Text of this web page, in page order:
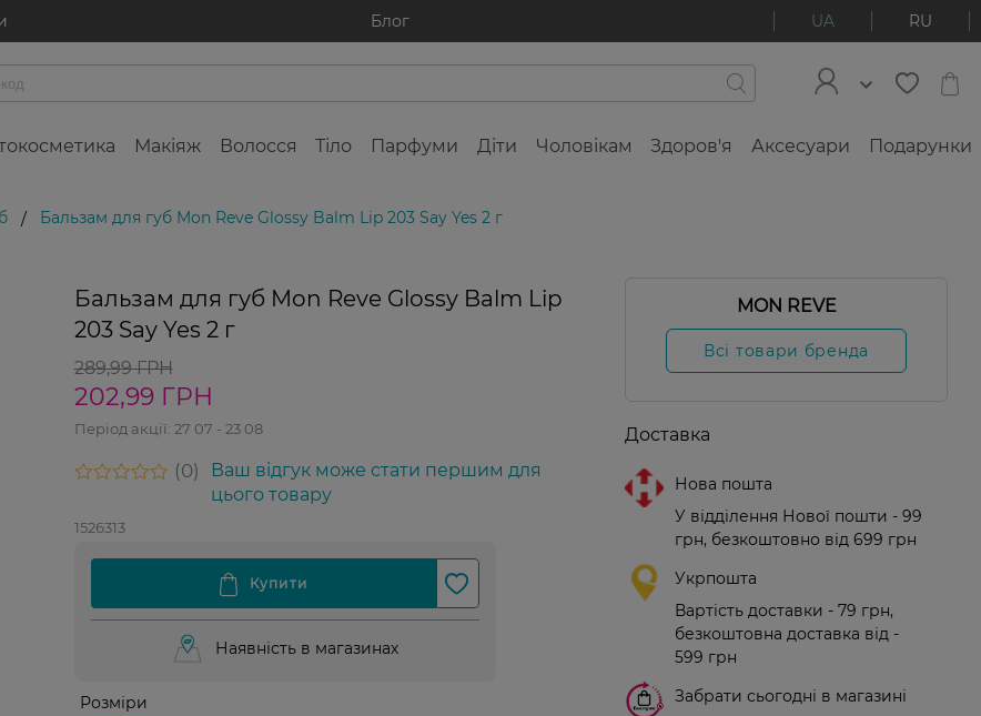
Блог UA RU
Макіяж Волосся Тіло Парфуми Діти Чоловікам Здоров'я Аксесуари Подарунки
/ Бальзам для губ Mon Reve Glossy Balm Lip 203 Say Yes 2 г
Бальзам для губ Mon Reve Glossy Balm Lip
203 Say Yes 2 г
289,99 ГРН
202,99 ГРН
Період акції: 27 07 - 23 08
0
Ваш відгук може стати першим для
цього товару
1526313
Наявність в магазинах
Розміри
MON REVE
Всі товари бренда
Доставка
Нова пошта
У відділення Нової пошти - 99
грн, безкоштовно від 699 грн
Укрпошта
Вартість доставки - 79 грн,
безкоштовна доставка від -
599 грн
Забрати сьогодні в магазині